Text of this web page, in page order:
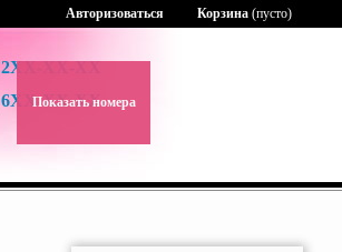
2XX-XX-XX
6XX-XX-XX
Показать номера
Корзина (пусто)
Авторизоваться